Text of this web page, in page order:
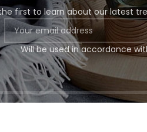
first to learn about our latest
Will be used in accordance